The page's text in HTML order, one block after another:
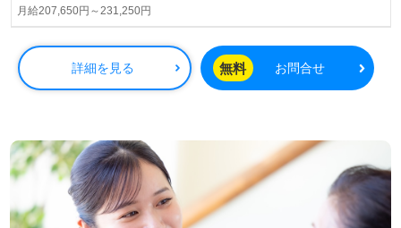
◎『医療×介護×ケアプラン×リハビリ』でご入居者様の穏
やかな生活サポートを実現される事業所様！◎
看護助手や介護職経験のある方はもちろん、これから介護
職を目指される方も幅広く募集します。職員様同士の協力
体制、働きながらスキルアップのできるOJT/研修プログラ
たい』『ご利用者様のお話しを伺いたい、コミュニケーシ
ョンで笑顔を増やしたい』『働きがいを感じながら仕事を
したい』『比較的介護度低めのサ高住で働きたい』『転職
で施設形態や環境を変えて働きたい』等の方も大歓迎で
す。募集詳細等、担当コンサルタントよりご案内します。
月給207,650円～231,250円
詳細を見る 無料 お問合せ